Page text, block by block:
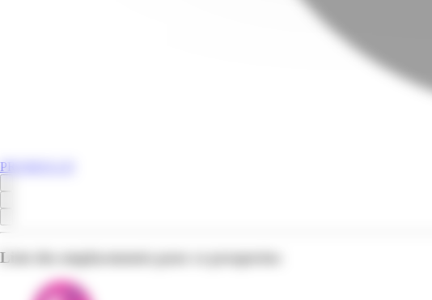
PROMOS.GP
Liste des emplacements pour ce prospectus